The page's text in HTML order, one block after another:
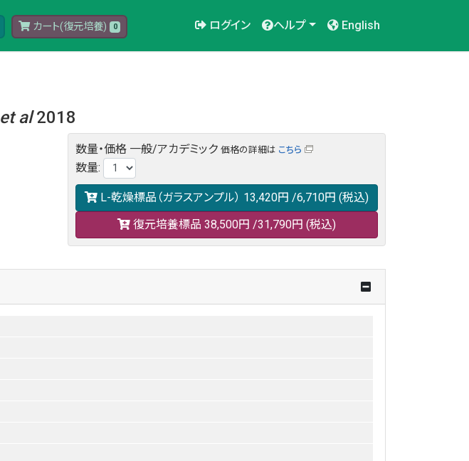
カート(復元培養) 0 ログイン ヘルプ English
et al2018
数量・価格 一般/アカデミック 価格の詳細は こちら
数量:
L-乾燥標品（ガラスアンプル） 13,420円 /6,710円 (税込)
復元培養標品 38,500円 /31,790円 (税込)